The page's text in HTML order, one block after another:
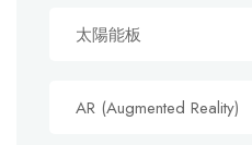
太陽能板
AR (Augmented Reality)